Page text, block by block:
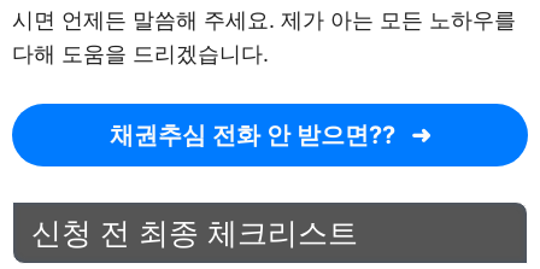
시면 언제든 말씀해 주세요. 제가 아는 모든 노하우를
다해 도움을 드리겠습니다.
채권추심 전화 안 받으면??
신청 전 최종 체크리스트